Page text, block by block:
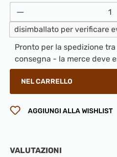
Quantità del
disimballato per verificare
Pronto per la spedizione
consegna - la merce deve
NEL CARRELLO
AGGIUNGI ALLA WISHLIST
VALUTAZIONI